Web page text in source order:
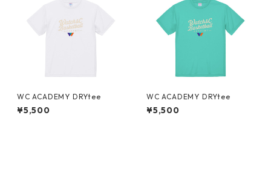
WC ACADEMY DRYtee
¥5,500
WC ACADEMY DRYtee
¥5,500